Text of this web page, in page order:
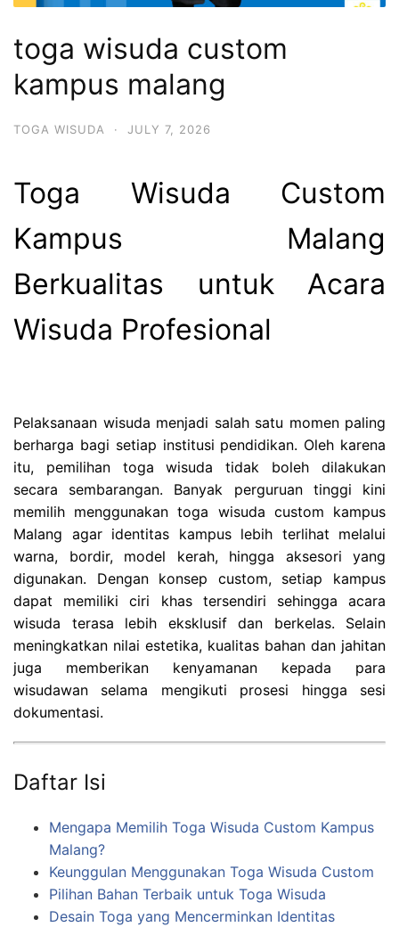
toga wisuda custom
kampus malang
TOGA WISUDA · JULY 7, 2026
Toga Wisuda Custom
Kampus Malang
Berkualitas untuk Acara
Wisuda Profesional
Pelaksanaan wisuda menjadi salah satu momen paling
berharga bagi setiap institusi pendidikan. Oleh karena
itu, pemilihan toga wisuda tidak boleh dilakukan
secara sembarangan. Banyak perguruan tinggi kini
memilih menggunakan toga wisuda custom kampus
Malang agar identitas kampus lebih terlihat melalui
warna, bordir, model kerah, hingga aksesori yang
digunakan. Dengan konsep custom, setiap kampus
dapat memiliki ciri khas tersendiri sehingga acara
wisuda terasa lebih eksklusif dan berkelas. Selain
meningkatkan nilai estetika, kualitas bahan dan jahitan
juga memberikan kenyamanan kepada para
wisudawan selama mengikuti prosesi hingga sesi
dokumentasi.
Daftar Isi
Mengapa Memilih Toga Wisuda Custom Kampus
Malang?
Keunggulan Menggunakan Toga Wisuda Custom
Pilihan Bahan Terbaik untuk Toga Wisuda
Desain Toga yang Mencerminkan Identitas